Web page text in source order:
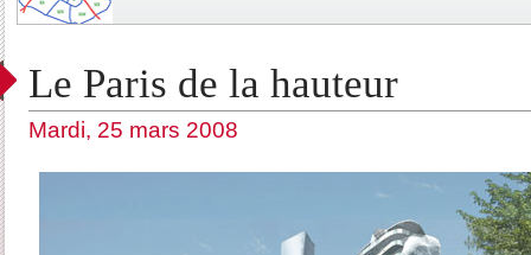
Le Paris de la hauteur
Mardi, 25 mars 2008